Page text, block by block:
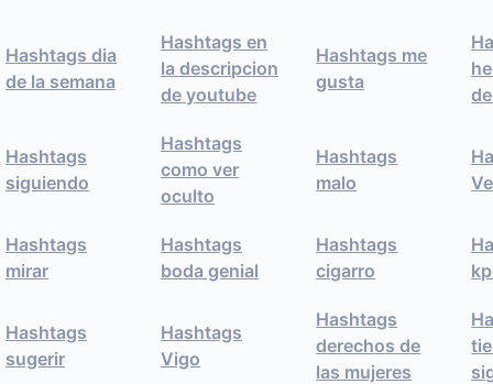
Hashtags dia
de la semana
Hashtags en
la descripcion
de youtube
Hashtags me
gusta
Hashtags
siguiendo
Hashtags
como ver
oculto
Hashtags
malo
Hashtags
mirar
Hashtags
boda genial
Hashtags
cigarro
Hashtags
sugerir
Hashtags
Vigo
Hashtags
derechos de
las mujeres